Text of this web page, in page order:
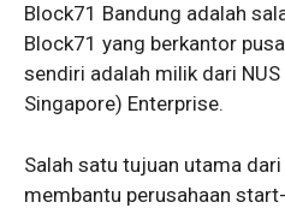
Block71 Bandung adalah
Block71 yang berkantor
sendiri adalah milik dari
Singapore) Enterprise.
Salah satu tujuan utama
membantu perusahaan